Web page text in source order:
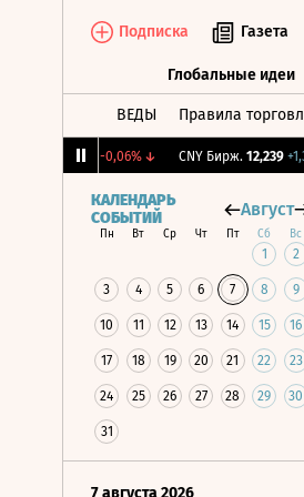
Подписка Газета
Глобальные идеи
ВЕДЫ Правила
-0,06%↓ CNY Бирж. 12,239 +1,31%
КАЛЕНДАРЬ
СОБЫТИЙ
Август
Пн Вт Ср Чт Пт Сб Вс
1 2
3 4 5 6 7 8 9
10 11 12 13 14 15 16
17 18 19 20 21 22 23
24 25 26 27 28 29 30
31
7 августа 2026